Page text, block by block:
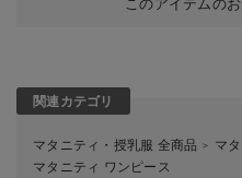
関連カテゴリ
マタニティ・授乳服 全商品 ＞ マ
マタニティ ワンピース